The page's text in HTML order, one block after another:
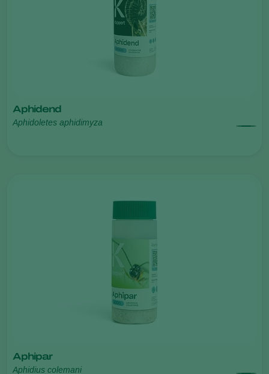
Aphidend
Aphidoletes aphidimyza
Aphipar
Aphidius colemani